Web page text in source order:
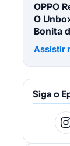
OPPO
O
Bonita
Assistir
Siga o